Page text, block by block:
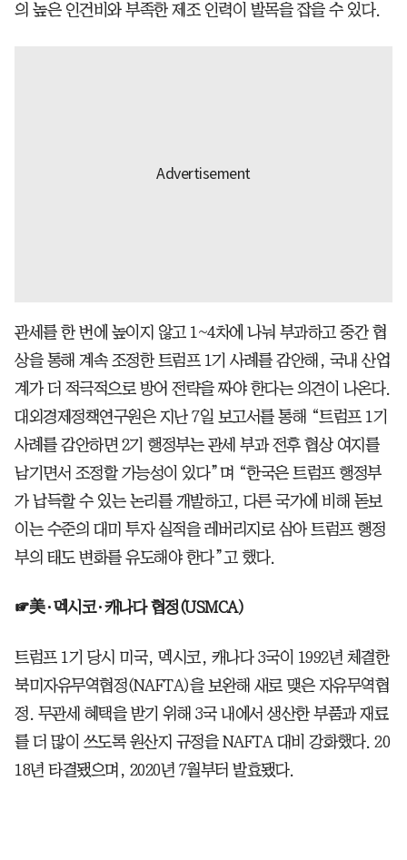
의 높은 인건비와 부족한 제조 인력이 발목을 잡을 수 있다.
관세를 한 번에 높이지 않고 1~4차에 나눠 부과하고 중간 협
상을 통해 계속 조정한 트럼프 1기 사례를 감안해, 국내 산업
계가 더 적극적으로 방어 전략을 짜야 한다는 의견이 나온다.
대외경제정책연구원은 지난 7일 보고서를 통해 “트럼프 1기
사례를 감안하면 2기 행정부는 관세 부과 전후 협상 여지를
남기면서 조정할 가능성이 있다”며 “한국은 트럼프 행정부
가 납득할 수 있는 논리를 개발하고, 다른 국가에 비해 돋보
이는 수준의 대미 투자 실적을 레버리지로 삼아 트럼프 행정
부의 태도 변화를 유도해야 한다”고 했다.
☞美·멕시코·캐나다 협정(USMCA)
트럼프 1기 당시 미국, 멕시코, 캐나다 3국이 1992년 체결한
북미자유무역협정(NAFTA)을 보완해 새로 맺은 자유무역협
정. 무관세 혜택을 받기 위해 3국 내에서 생산한 부품과 재료
를 더 많이 쓰도록 원산지 규정을 NAFTA 대비 강화했다. 20
18년 타결됐으며, 2020년 7월부터 발효됐다.